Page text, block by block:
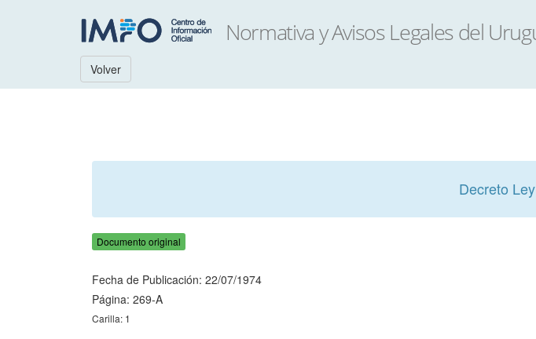
Volver
Decreto Ley
Documento original
Fecha de Publicación: 22/07/1974
Página: 269-A
Carilla: 1